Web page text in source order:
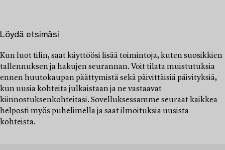
Löydä etsimäsi
Kun luot tilin, saat käyttöösi lisää toimintoja, kuten suosikkien
tallennuksen ja hakujen seurannan. Voit tilata muistutuksia
ennen huutokaupan päättymistä sekä päivittäisiä päivityksiä,
kun uusia kohteita julkaistaan ja ne vastaavat
kiinnostuksenkohteitasi. Sovelluksessamme seuraat kaikkea
helposti myös puhelimella ja saat ilmoituksia uusista
kohteista.